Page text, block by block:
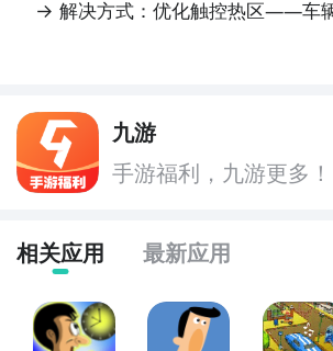
→ 解决方式：优化触控热区——车
九游
手游福利，九游更多！
相关应用 最新应用